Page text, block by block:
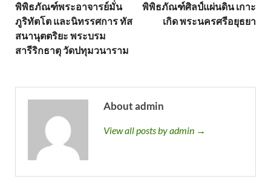
พิพิธภัณฑ์พระอาจารย์มั่น
ภูริทัตโต และนิทรรศการ ทัส
สนานุตตริยะ พระบรม
สารีริกธาตุ วัดปทุมวนาราม
พิพิธภัณฑ์ศิลป์แผ่นดิน เกาะ
เกิด พระนครศรีอยุธยา
About admin
View all posts by admin →